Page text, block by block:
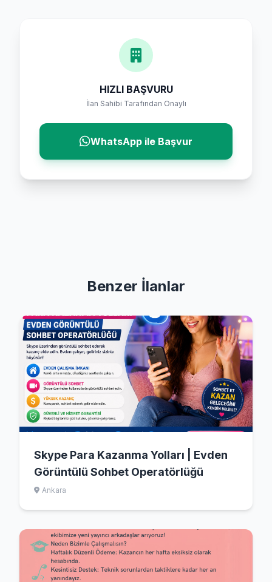
HIZLI BAŞVURU
İlan Sahibi Tarafından Onaylı
WhatsApp ile Başvur
Benzer İlanlar
Skype Para Kazanma Yolları | Evden
Görüntülü Sohbet Operatörlüğü
Ankara